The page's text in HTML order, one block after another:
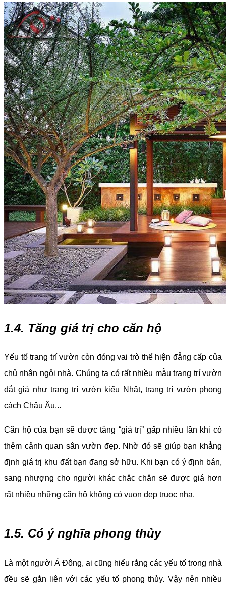
1.4. Tăng giá trị cho căn hộ
Yếu tố trang trí vườn còn đóng vai trò thể hiện đẳng cấp của
chủ nhân ngôi nhà. Chúng ta có rất nhiều mẫu trang trí vườn
đắt giá như trang trí vườn kiểu Nhật, trang trí vườn phong
cách Châu Âu...
Căn hộ của bạn sẽ được tăng “giá trị” gấp nhiều lần khi có
thêm cảnh quan sân vườn đẹp. Nhờ đó sẽ giúp bạn khẳng
định giá trị khu đất bạn đang sở hữu. Khi bạn có ý định bán,
sang nhượng cho người khác chắc chắn sẽ được giá hơn
rất nhiều những căn hộ không có vuon dep truoc nha.
1.5. Có ý nghĩa phong thủy
Là một người Á Đông, ai cũng hiểu rằng các yếu tố trong nhà
đều sẽ gắn liên với các yếu tố phong thủy. Vậy nên nhiều